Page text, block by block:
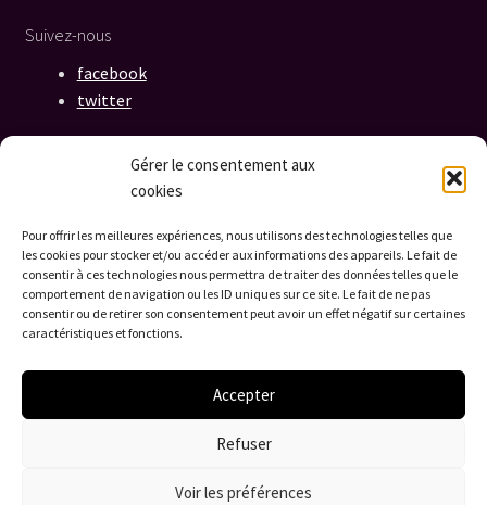
Gérer le consentement aux
cookies
Pour offrir les meilleures expériences, nous utilisons des technologies telles que
les cookies pour stocker et/ou accéder aux informations des appareils. Le fait de
consentir à ces technologies nous permettra de traiter des données telles que le
comportement de navigation ou les ID uniques sur ce site. Le fait de ne pas
consentir ou de retirer son consentement peut avoir un effet négatif sur certaines
caractéristiques et fonctions.
Accepter
Refuser
Voir les préférences
Suivez-nous
facebook
twitter
Information
Politique de confidentialité
Cookies
Conditions générales